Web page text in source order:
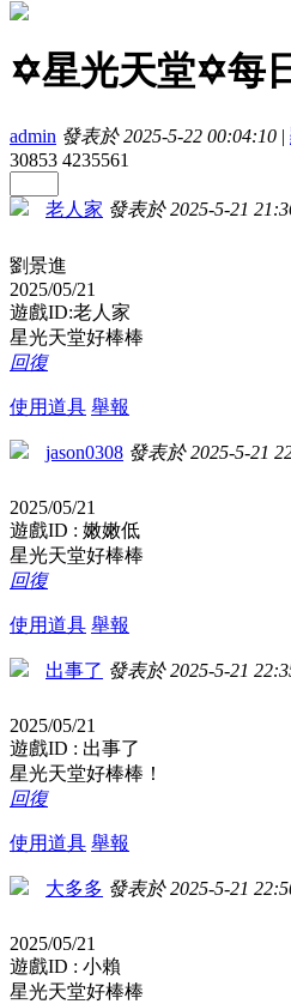
✡星光天堂✡每
admin 發表於 2025-5-22 00:04:10 |
30853 4235561
老人家 發表於 2025-5-21
劉景進
2025/05/21
遊戲ID:老人家
星光天堂好棒棒
回復
使用道具 舉報
jason0308 發表於 2025-5-21
2025/05/21
遊戲ID : 嫩嫩低
星光天堂好棒棒
回復
使用道具 舉報
出事了 發表於 2025-5-21
2025/05/21
遊戲ID : 出事了
星光天堂好棒棒！
回復
使用道具 舉報
大多多 發表於 2025-5-21
2025/05/21
遊戲ID : 小賴
星光天堂好棒棒